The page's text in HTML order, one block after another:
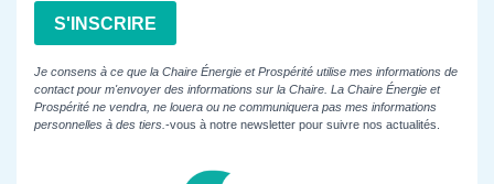
S'INSCRIRE
Je consens à ce que la Chaire Énergie et Prospérité utilise mes informations de
contact pour m'envoyer des informations sur la Chaire. La Chaire Énergie et
Prospérité ne vendra, ne louera ou ne communiquera pas mes informations
personnelles à des tiers. -vous à notre newsletter pour suivre nos actualités.